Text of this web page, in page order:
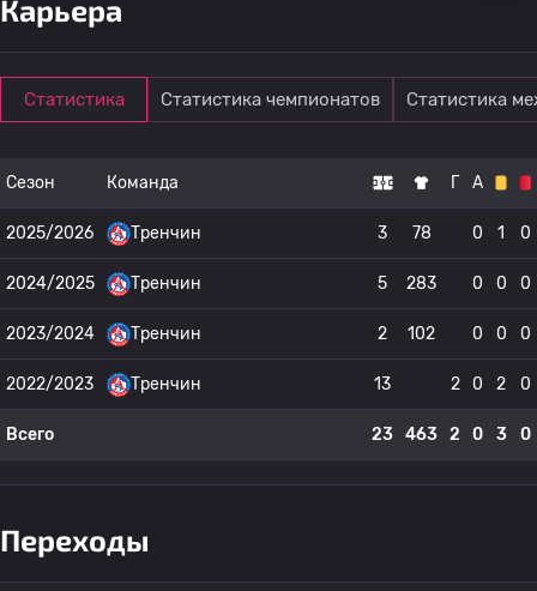
Карьера
Статистика Статистика чемпионатов Статистика
Сезон Команда Г А
2025/2026 Тренчин 3 78 0 1 0
2024/2025 Тренчин 5 283 0 0 0
2023/2024 Тренчин 2 102 0 0 0
2022/2023 Тренчин 13 2 0 2 0
Всего 23 463 2 0 3 0
Переходы